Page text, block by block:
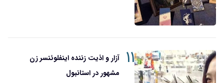
۱۱
آزار و اذیت زننده اینفلوئنسر زن
مشهور در استانبول